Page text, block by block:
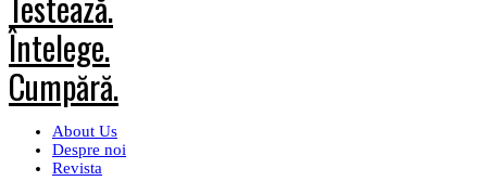
About Us
Despre noi
Revista